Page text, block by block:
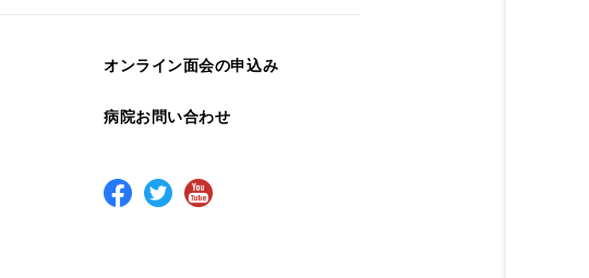
オンライン面会の申込み
病院お問い合わせ